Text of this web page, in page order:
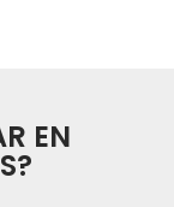
EN